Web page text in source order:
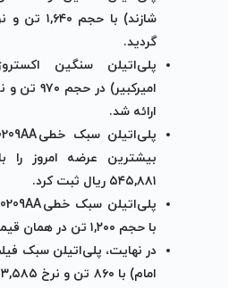
شازند) با حجم ۱,۶۴۰ تن و
گردید.
امیرکبیر) در حجم ۹۷۰ تن و
ارائه شد.
پلی‌اتیلن سبک خطی 0209AA (پتروشیمی امیرکبیر)
بیشترین عرضه امروز را
۵۴۵,۸۸۱ ریال
ثبت کرد.
پلی‌اتیلن سبک خطی 0209AA (پتروشیمی شازند)
با حجم ۱,۲۰۰ تن
در همان
در نهایت،
امام) با ۸۶۰ تن و نرخ ۶۱۳,۵۸۵